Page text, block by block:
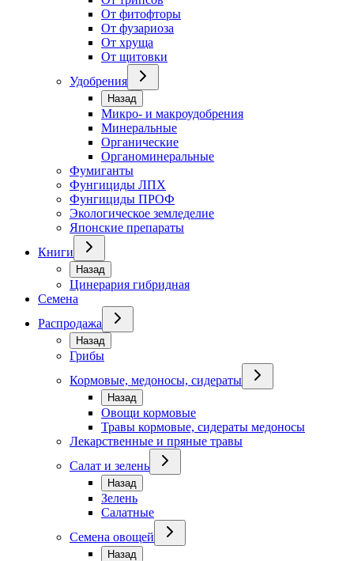
От фитофторы
От фузариоза
От хруща
От щитовки
Удобрения
Назад
Микро- и макроудобрения
Минеральные
Органические
Органоминеральные
Фумиганты
Фунгициды ЛПХ
Фунгициды ПРОФ
Экологическое земледелие
Японские препараты
Книги
Назад
Цинерария гибридная
Семена
Распродажа
Назад
Грибы
Кормовые, медоносы, сидераты
Назад
Овощи кормовые
Травы кормовые, сидераты медоносы
Лекарственные и пряные травы
Салат и зелень
Назад
Зелень
Салатные
Семена овощей
Назад